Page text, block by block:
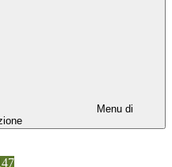
Menu di